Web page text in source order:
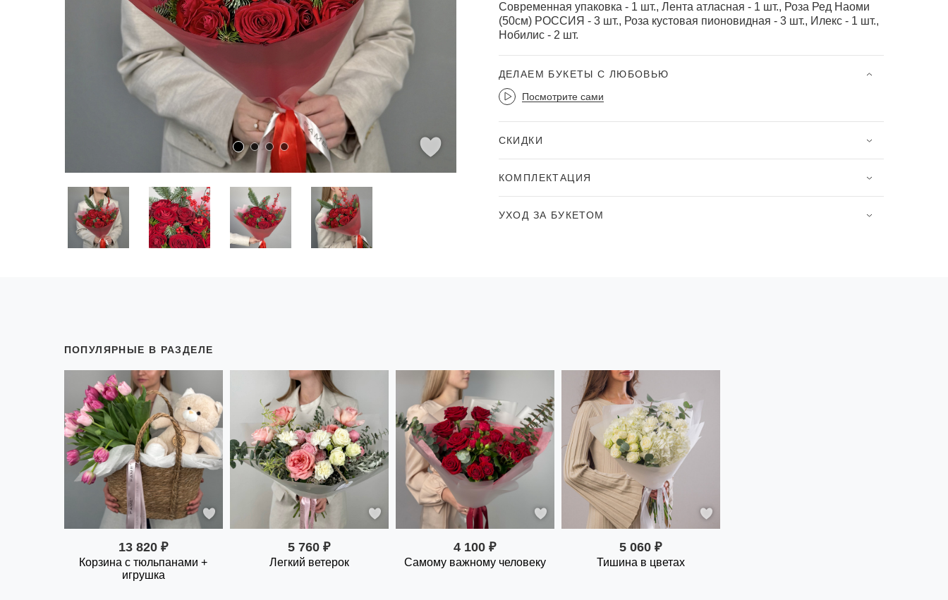
Современная упаковка - 1 шт., Лента атласная - 1 шт., Роза Ред Наоми
(50см) РОССИЯ - 3 шт., Роза кустовая пионовидная - 3 шт., Илекс - 1 шт.,
Нобилис - 2 шт.
ДЕЛАЕМ БУКЕТЫ С ЛЮБОВЬЮ
Посмотрите сами
СКИДКИ
КОМПЛЕКТАЦИЯ
УХОД ЗА БУКЕТОМ
ПОПУЛЯРНЫЕ В РАЗДЕЛЕ
13 820 ₽
Корзина с тюльпанами +
игрушка
5 760 ₽
Легкий ветерок
4 100 ₽
Самому важному человеку
5 060 ₽
Тишина в цветах